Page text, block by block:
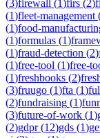
(3)firewall (1)firs (2)
(1)fleet-management
(1)food-
(1)formulas (1)
(1)fraud-detection (2)
(1)free-tool (1)free-
(1)freshbooks (2)
(3)fruugo (1)fta (1)
(2)fundraising (1)
(3)future-of-work (1)
(2)gdpr(12)gds (1)